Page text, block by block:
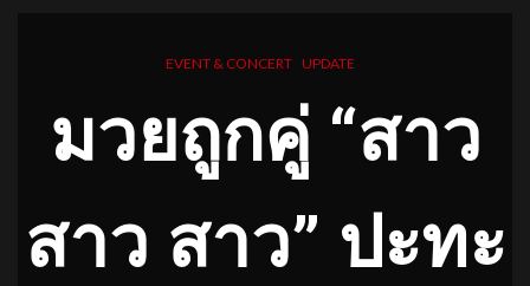
EVENT & CONCERT UPDATE
มวยถูกคู่ “สาว
สาว สาว” ปะทะ